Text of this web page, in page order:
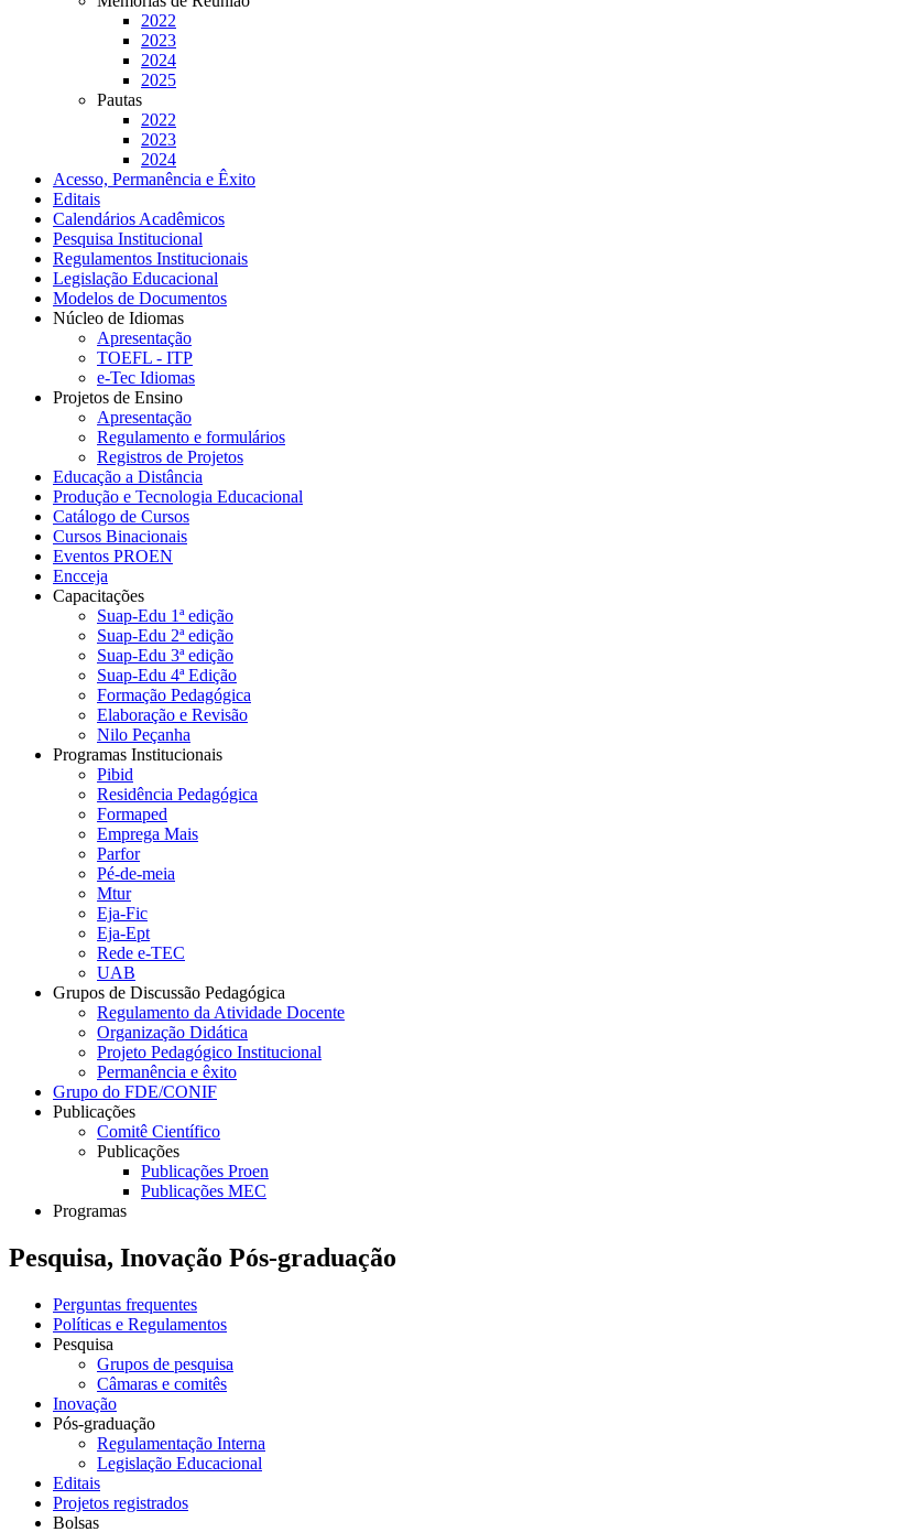
2022
2023
2024
2025
Pautas
2022
2023
2024
Acesso, Permanência e Êxito
Editais
Calendários Acadêmicos
Pesquisa Institucional
Regulamentos Institucionais
Legislação Educacional
Modelos de Documentos
Núcleo de Idiomas
Apresentação
TOEFL - ITP
e-Tec Idiomas
Projetos de Ensino
Apresentação
Regulamento e formulários
Registros de Projetos
Educação a Distância
Produção e Tecnologia Educacional
Catálogo de Cursos
Cursos Binacionais
Eventos PROEN
Encceja
Capacitações
Suap-Edu 1ª edição
Suap-Edu 2ª edição
Suap-Edu 3ª edição
Suap-Edu 4ª Edição
Formação Pedagógica
Elaboração e Revisão
Nilo Peçanha
Programas Institucionais
Pibid
Residência Pedagógica
Formaped
Emprega Mais
Parfor
Pé-de-meia
Mtur
Eja-Fic
Eja-Ept
Rede e-TEC
UAB
Grupos de Discussão Pedagógica
Regulamento da Atividade Docente
Organização Didática
Projeto Pedagógico Institucional
Permanência e êxito
Grupo do FDE/CONIF
Publicações
Comitê Científico
Publicações
Publicações Proen
Publicações MEC
Programas
Pesquisa, Inovação Pós-graduação
Perguntas frequentes
Políticas e Regulamentos
Pesquisa
Grupos de pesquisa
Câmaras e comitês
Inovação
Pós-graduação
Regulamentação Interna
Legislação Educacional
Editais
Projetos registrados
Bolsas